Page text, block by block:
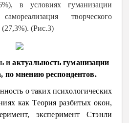
в условиях гуманизации
творческого
(Рис.3)
иактуальность гуманизации
по мнению респондентов.
о таких психологических
как Теория разбитых окон,
эксперимент Стэнли